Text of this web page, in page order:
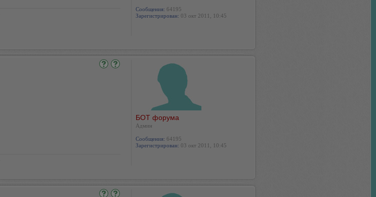
Сообщения: 64195
Зарегистрирован: 03 окт 2011, 10:45
БОТ форума
Админ
Сообщения: 64195
Зарегистрирован: 03 окт 2011, 10:45